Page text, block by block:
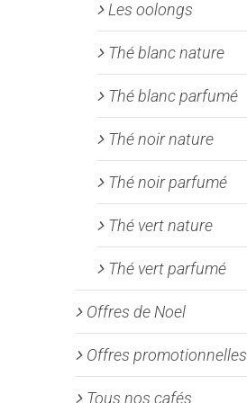
Les oolongs
Thé blanc nature
Thé blanc parfumé
Thé noir nature
Thé noir parfumé
Thé vert nature
Thé vert parfumé
Offres de Noel
Offres promotionnelles
Tous nos cafés